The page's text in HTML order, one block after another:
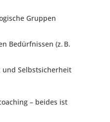
Gruppen
Bedürfnissen (z. B.
und Selbstsicherheit
– beides ist